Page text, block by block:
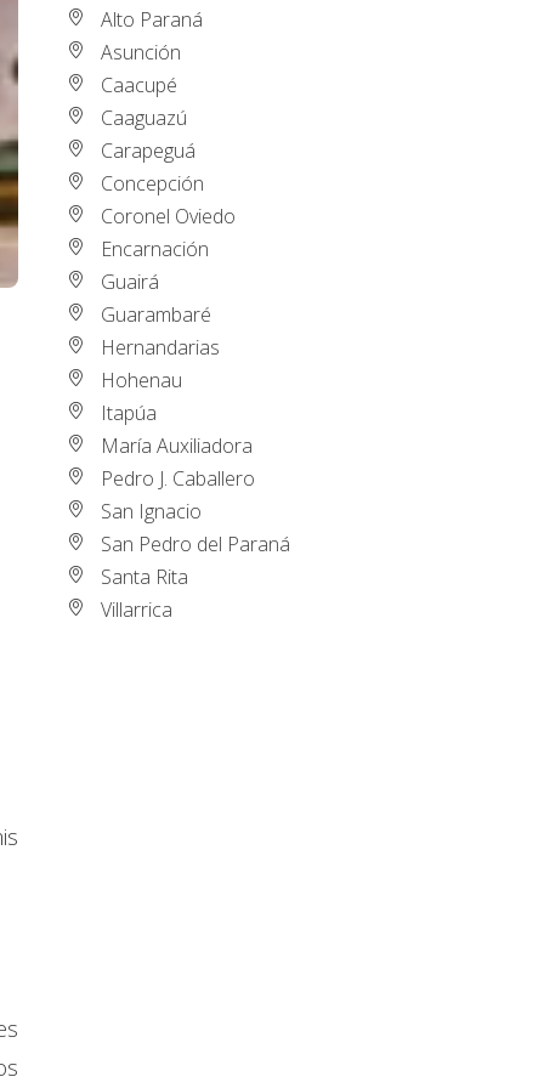
Alto Paraná
Asunción
Caacupé
Caaguazú
Carapeguá
Concepción
Coronel Oviedo
Encarnación
Guairá
Guarambaré
Hernandarias
Hohenau
Itapúa
María Auxiliadora
Pedro J. Caballero
San Ignacio
San Pedro del Paraná
Santa Rita
Villarrica